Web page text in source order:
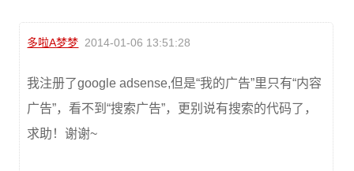
多啦A梦梦 2014-01-06 13:51:28
我注册了google adsense,但是“我的广告”里只有“内容
广告”，看不到“搜索广告”，更别说有搜索的代码了，
求助！谢谢~